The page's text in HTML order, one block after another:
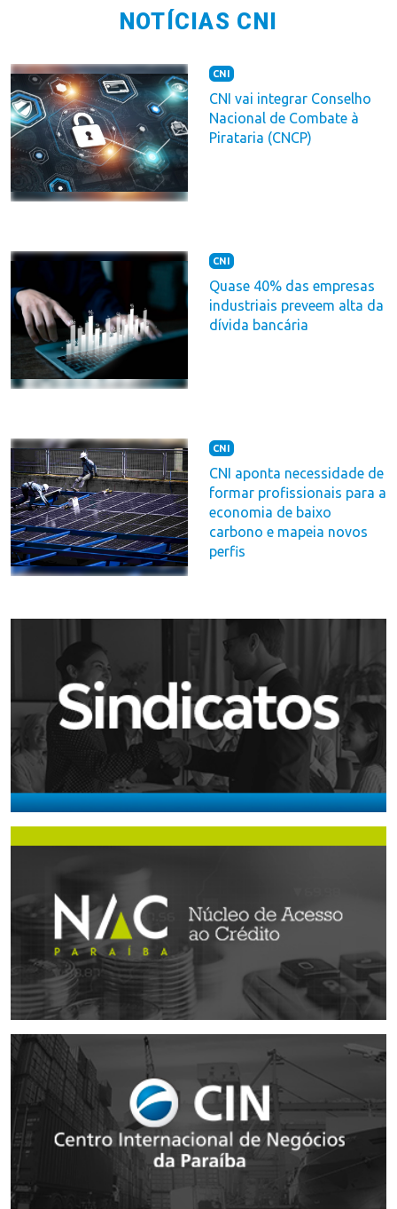
NOTÍCIAS CNI
CNI
CNI vai integrar Conselho
Nacional de Combate à
Pirataria (CNCP)
CNI
Quase 40% das empresas
industriais preveem alta da
dívida bancária
CNI
CNI aponta necessidade de
formar profissionais para a
economia de baixo
carbono e mapeia novos
perfis